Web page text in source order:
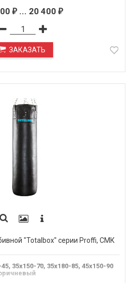
₽... 20 400 ₽
ЗАКАЗАТЬ
"Totalbox" серии Proffi, СМК
35х150-70, 35х180-85, 45х150-90